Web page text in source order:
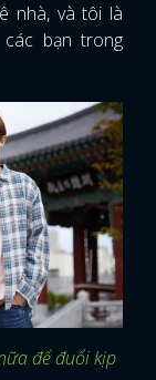
nhà, và tôi là
bạn trong
để đuổi kịp